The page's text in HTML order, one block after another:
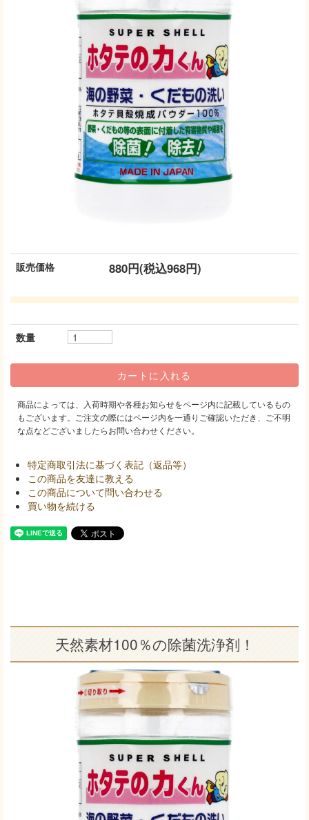
販売価格 880円(税込968円)
数量
商品によっては、入荷時期や各種お知らせをページ内に記載しているもの
もございます。ご注文の際にはページ内を一通りご確認いただき、ご不明
な点などございましたらお問い合わせください。
特定商取引法に基づく表記（返品等）
この商品を友達に教える
この商品について問い合わせる
買い物を続ける
天然素材100％の除菌洗浄剤！